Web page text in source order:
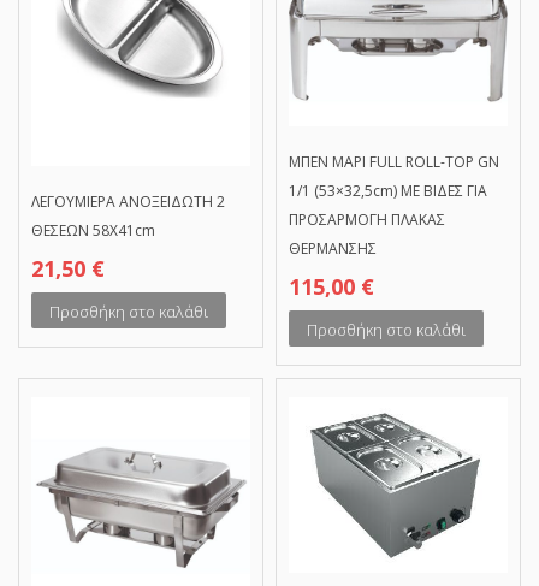
ΛΕΓΟΥΜΙΕΡΑ ΑΝΟΞΕΙΔΩΤΗ 2
ΘΕΣΕΩΝ 58Χ41cm
21,50 €
Προσθήκη στο καλάθι
ΜΠEΝ ΜΑΡΙ FULL ROLL-TOP GN
1/1 (53×32,5cm) ΜΕ ΒΙΔΕΣ ΓΙΑ
ΠΡΟΣΑΡΜΟΓΗ ΠΛΑΚΑΣ
ΘΕΡΜΑΝΣΗΣ
115,00 €
Προσθήκη στο καλάθι